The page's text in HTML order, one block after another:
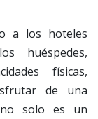
a los hoteles
huéspedes,
físicas,
de una
solo es un